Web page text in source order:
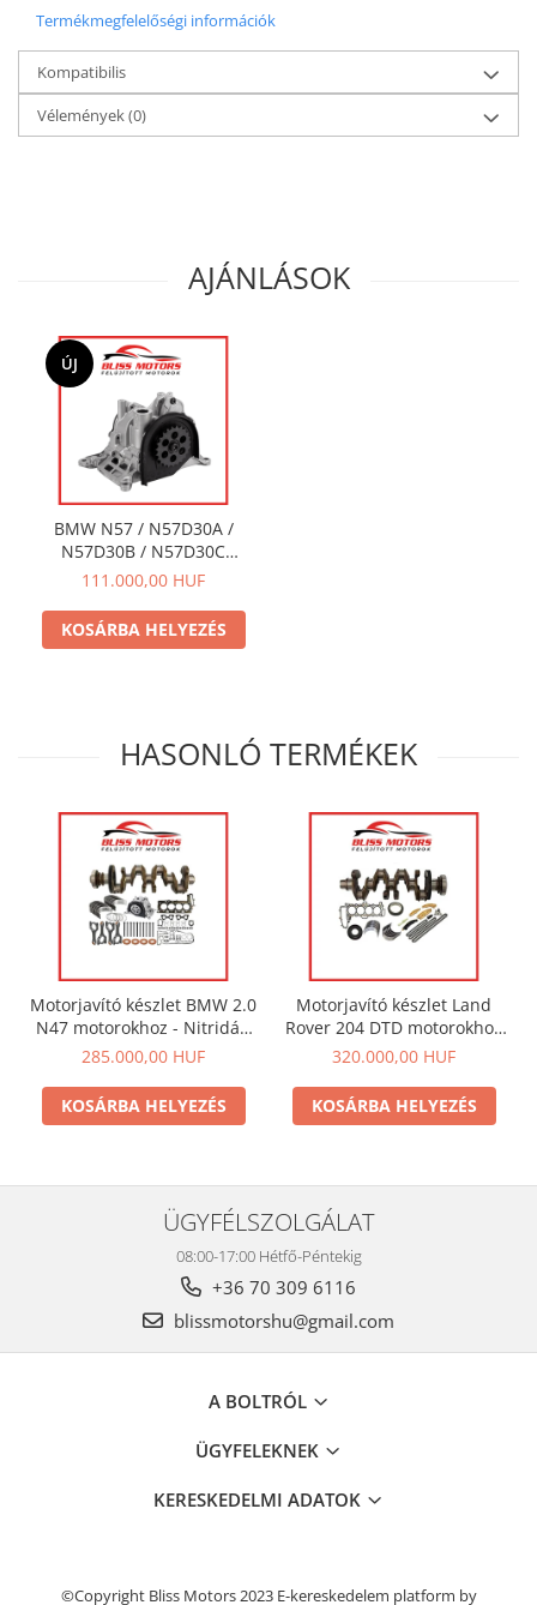
Termékmegfelelőségi információk
Kompatibilis
Vélemények(0)
AJÁNLÁSOK
ÚJ
BMW N57 / N57D30A /
N57D30B / N57D30C
olajpumpa – OEM
111.000,00 HUF
KOSÁRBA HELYEZÉS
HASONLÓ TERMÉKEK
Motorjavító készlet BMW 2.0
N47 motorokhoz - Nitridált
főtengely + csapágy készlet
tartalmazza.
285.000,00 HUF
KOSÁRBA HELYEZÉS
Motorjavító készlet Land
Rover 204 DTD motorokhoz
- Főtengely + csapágy
tartalmazza.
320.000,00 HUF
KOSÁRBA HELYEZÉS
ÜGYFÉLSZOLGÁLAT
08:00-17:00 Hétfő-Péntekig
+36 70 309 6116
blissmotorshu@gmail.com
A BOLTRÓL
ÜGYFELEKNEK
KERESKEDELMI ADATOK
©Copyright Bliss Motors 2023 E-kereskedelem platform by